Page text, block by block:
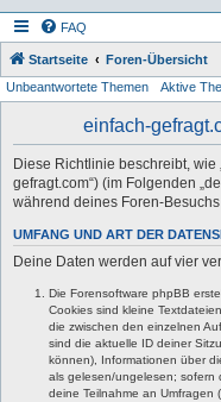
FAQ
Startseite Foren-Übersicht
Unbeantwortete Themen Aktive
einfach-
Diese Richtlinie beschreibt, wie
gefragt.com“) (im Folgenden
während deines Foren-
UMFANG UND ART DER
Deine Daten werden auf vier
Die Forensoftware phpBB
Cookies sind kleine
die zwischen den einzelnen
sind die aktuelle ID deiner
können), Informationen über
als gelesen/ungelesen; sofern
deine Teilnahme an Umfragen